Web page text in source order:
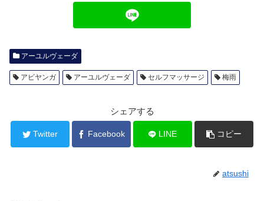
アーユルヴェーダ
アビヤンガ アーユルヴェーダ セルフマッサージ 梅雨
シェアする
Twitter Facebook LINE コピー
atsushi